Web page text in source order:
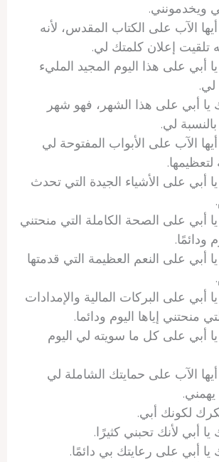
ويخدمونني.
الآب على الكتاب المقدس، لأنه
تلقيت إعلان كلمتك لي.
أبي على هذا اليوم المجيد المليء
يا أبي على هذا الشهر، فهو شهر
بالنسبة لي.
الآب على الأبواب المفتوحة لي
أبي على الأشياء الجيدة التي تحدث
أبي على الصحة الكاملة التي منحتني
ودائمًا.
أبي على النعم العظيمة التي قدمتها
أبي على البركات المالية والإمدادات
منحتني إياها اليوم ودائما.
أبي على كل ما سويته لي اليوم
الآب على حمايتك الشاملة لي
لكونك أبي.
أبي لأنك تحبني كثيرًا.
أبي على رعايتك بي دائمًا.